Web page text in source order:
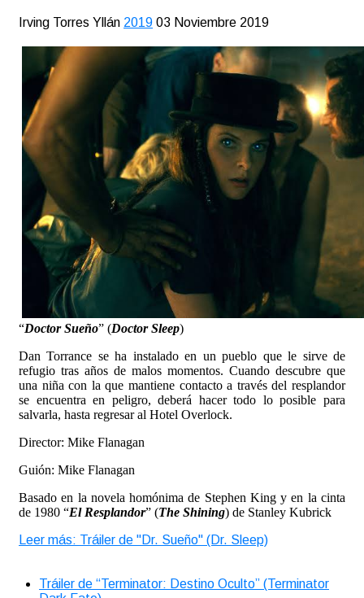
Irving Torres Yllán 2019 03 Noviembre 2019
“Doctor Sueño” (Doctor Sleep)
Dan Torrance se ha instalado en un pueblo que le sirve de
refugio tras años de malos momentos. Cuando descubre que
una niña con la que mantiene contacto a través del resplandor
se encuentra en peligro, deberá hacer todo lo posible para
salvarla, hasta regresar al Hotel Overlock.
Director: Mike Flanagan
Guión: Mike Flanagan
Basado en la novela homónima de Stephen King y en la cinta
de 1980 “El Resplandor” (The Shining) de Stanley Kubrick
Leer más: Tráiler de "Dr. Sueño" (Dr. Sleep)
Tráiler de “Terminator: Destino Oculto” (Terminator